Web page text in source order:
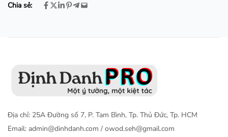
Chia sẻ:
Địa chỉ: 25A Đường số 7, P. Tam Bình, Tp. Thủ Đức, Tp. HCM
Email: admin@dinhdanh.com / owod.seh@gmail.com